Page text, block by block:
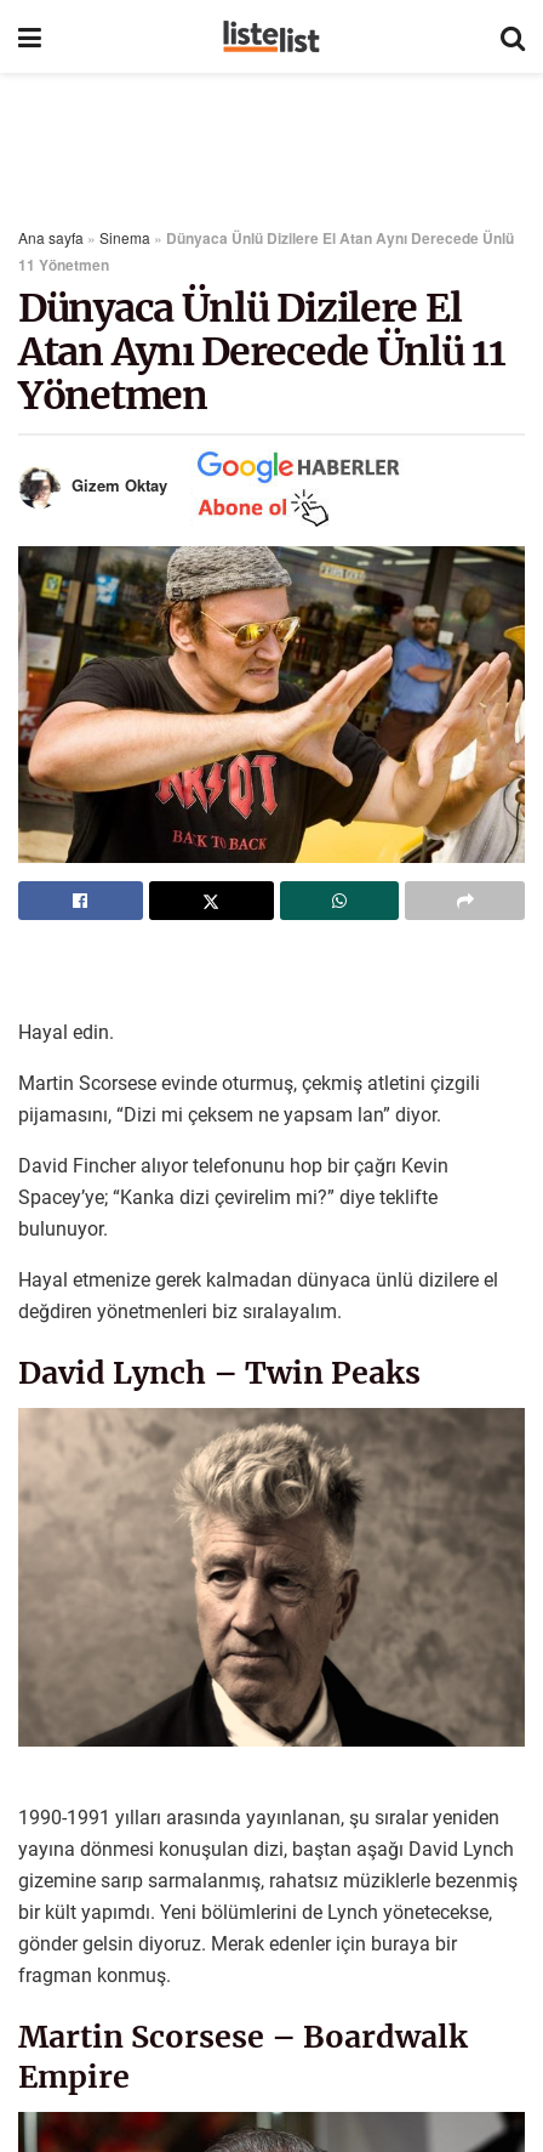
Ana sayfa » Sinema » Dünyaca Ünlü Dizilere El Atan Aynı Derecede Ünlü
11 Yönetmen
Dünyaca Ünlü Dizilere El
Atan Aynı Derecede Ünlü 11
Yönetmen
Gizem Oktay
Hayal edin.
Martin Scorsese evinde oturmuş, çekmiş atletini çizgili
pijamasını, “Dizi mi çeksem ne yapsam lan” diyor.
David Fincher alıyor telefonunu hop bir çağrı Kevin
Spacey’ye; “Kanka dizi çevirelim mi?” diye teklifte
bulunuyor.
Hayal etmenize gerek kalmadan dünyaca ünlü dizilere el
değdiren yönetmenleri biz sıralayalım.
David Lynch – Twin Peaks
1990-1991 yılları arasında yayınlanan, şu sıralar yeniden
yayına dönmesi konuşulan dizi, baştan aşağı David Lynch
gizemine sarıp sarmalanmış, rahatsız müziklerle bezenmiş
bir kült yapımdı. Yeni bölümlerini de Lynch yönetecekse,
gönder gelsin diyoruz. Merak edenler için buraya bir
fragman konmuş.
Martin Scorsese – Boardwalk
Empire